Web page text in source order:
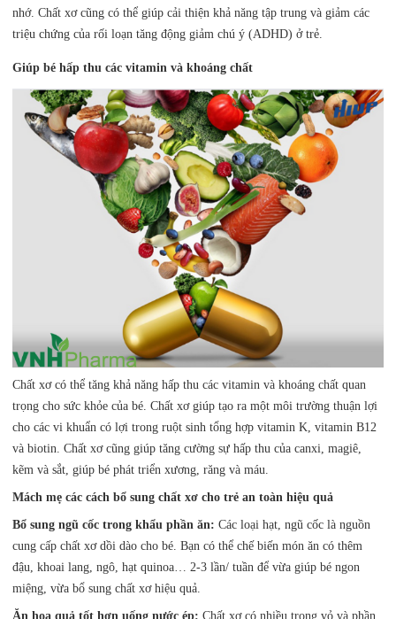
nhớ. Chất xơ cũng có thể giúp cải thiện khả năng tập trung và giảm các
triệu chứng của rối loạn tăng động giảm chú ý (ADHD) ở trẻ.
Giúp bé hấp thu các vitamin và khoáng chất
Chất xơ có thể tăng khả năng hấp thu các vitamin và khoáng chất quan
trọng cho sức khỏe của bé. Chất xơ giúp tạo ra một môi trường thuận lợi
cho các vi khuẩn có lợi trong ruột sinh tổng hợp vitamin K, vitamin B12
và biotin. Chất xơ cũng giúp tăng cường sự hấp thu của canxi, magiê,
kẽm và sắt, giúp bé phát triển xương, răng và máu.
Mách mẹ các cách bổ sung chất xơ cho trẻ an toàn hiệu quả
Bổ sung ngũ cốc trong khẩu phần ăn: Các loại hạt, ngũ cốc là nguồn
cung cấp chất xơ dồi dào cho bé. Bạn có thể chế biến món ăn có thêm
đậu, khoai lang, ngô, hạt quinoa… 2-3 lần/ tuần để vừa giúp bé ngon
miệng, vừa bổ sung chất xơ hiệu quả.
Ăn hoa quả tốt hơn uống nước ép: Chất xơ có nhiều trong vỏ và phần